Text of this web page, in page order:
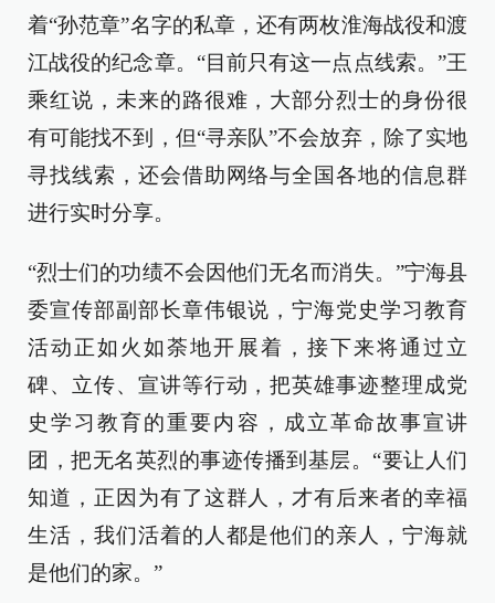
着“孙范章”名字的私章，还有两枚淮海战役和渡
江战役的纪念章。“目前只有这一点点线索。”王
乘红说，未来的路很难，大部分烈士的身份很
有可能找不到，但“寻亲队”不会放弃，除了实地
寻找线索，还会借助网络与全国各地的信息群
进行实时分享。
“烈士们的功绩不会因他们无名而消失。”宁海县
委宣传部副部长章伟银说，宁海党史学习教育
活动正如火如荼地开展着，接下来将通过立
碑、立传、宣讲等行动，把英雄事迹整理成党
史学习教育的重要内容，成立革命故事宣讲
团，把无名英烈的事迹传播到基层。“要让人们
知道，正因为有了这群人，才有后来者的幸福
生活，我们活着的人都是他们的亲人，宁海就
是他们的家。”